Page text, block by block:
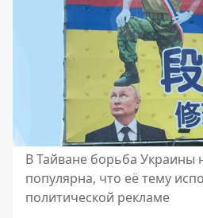
В Тайване борьба Украины
популярна, что её тему
политической рекламе